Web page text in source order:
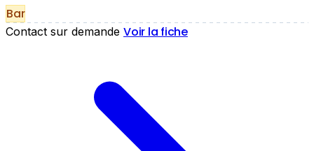
Bar
Contact sur demande Voir la fiche